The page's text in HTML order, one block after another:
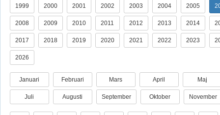
1999 2000 2001 2002 2003 2004 2005
2008 2009 2010 2011 2012 2013 2014
2017 2018 2019 2020 2021 2022 2023
2026
Januari Februari Mars April Maj
Juli Augusti September Oktober November